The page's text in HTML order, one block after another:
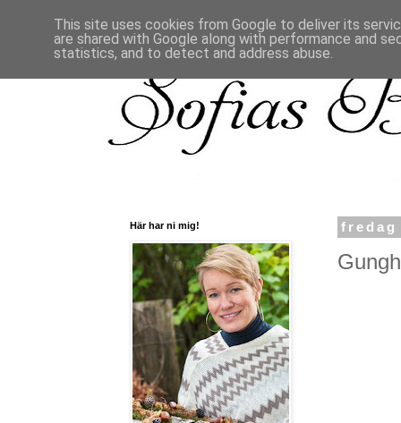
fredag
Här har ni mig!
This site uses cookies from Google to deliver its
are shared with Google along with performance and
statistics, and to detect and address abuse.